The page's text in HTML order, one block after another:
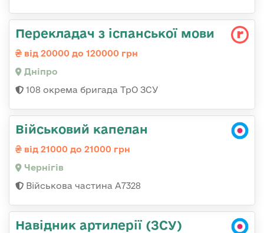
Перекладач з іспанської мови
від 20000 до 120000 грн
Дніпро
108 окрема бригада ТрО ЗСУ
Військовий капелан
від 21000 до 21000 грн
Чернігів
Військова частина А7328
Навідник артилерії (ЗСУ)